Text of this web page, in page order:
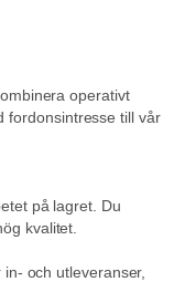
operativt
fordonsintresse till vår
på lagret. Du
kvalitet.
och utleveranser,